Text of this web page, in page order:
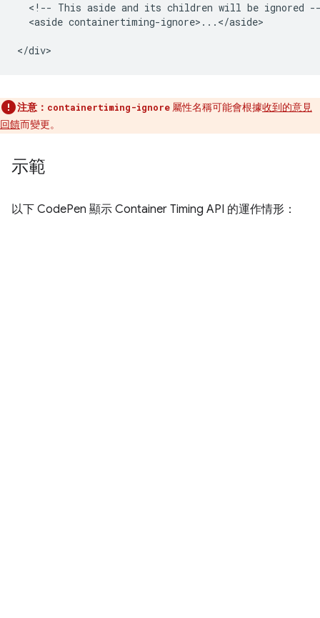
<!-- This aside and its children will be ignored
  <aside containertiming-ignore>...</aside>
注意： containertiming-ignore 屬性名稱可能會根據收到的意見
回饋而變更。
示範
以下 CodePen 顯示 Container Timing API 的運作情形：